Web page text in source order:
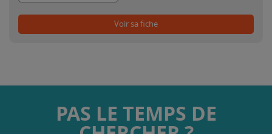
Voir sa fiche
PAS LE TEMPS DE